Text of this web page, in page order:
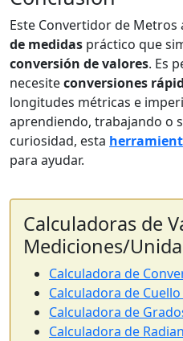
Este Convertidor de Metros
de medidas práctico que
conversión de valores. Es
necesiteconversiones
longitudes métricas e
aprendiendo, trabajando o
curiosidad, esta
para ayudar.
Calculadoras de
Mediciones/
Calculadora de
Calculadora de
Calculadora de
Calculadora de